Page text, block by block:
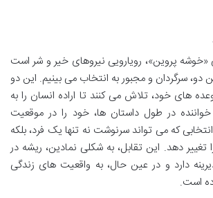
«خوشه پروین»، رویارویی نیروهای خیر و شر است
دو، سرگردان و مجبور به انتخاب می بینیم. این دو
های خود، تلاش می کنند تا اراده انسان را به
در طول داستان ها، خود را در موقعیت
که می تواند سرنوشت نه تنها یک فرد، بلکه
دهد. این تقابل، به شکلی نمادین، ریشه در
دارد و در عین حال، به واقعیت های زندگی
است.